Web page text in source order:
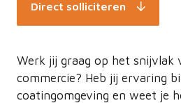
Direct solliciteren
Werk jij graag op het snijvlak
commercie? Heb jij ervaring
coatingomgeving en weet je